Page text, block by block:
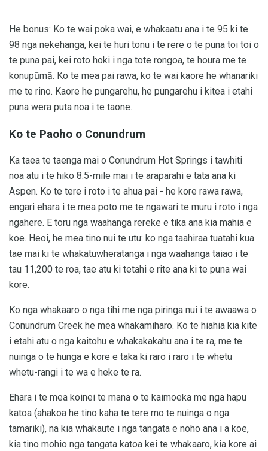
He bonus: Ko te wai poka wai, e whakaatu ana i te 95 ki te
98 nga nekehanga, kei te huri tonu i te rere o te puna toi toi o
te puna pai, kei roto hoki i nga tote rongoa, te houra me te
konupūmā. Ko te mea pai rawa, ko te wai kaore he whanariki
me te rino. Kaore he pungarehu, he pungarehu i kitea i etahi
puna wera puta noa i te taone.
Ko te Paoho o Conundrum
Ka taea te taenga mai o Conundrum Hot Springs i tawhiti
noa atu i te hiko 8.5-mile mai i te araparahi e tata ana ki
Aspen. Ko te tere i roto i te ahua pai - he kore rawa rawa,
engari ehara i te mea poto me te ngawari te muru i roto i nga
ngahere. E toru nga waahanga rereke e tika ana kia mahia e
koe. Heoi, he mea tino nui te utu: ko nga taahiraa tuatahi kua
tae mai ki te whakatuwheratanga i nga waahanga taiao i te
tau 11,200 te roa, tae atu ki tetahi e rite ana ki te puna wai
kore.
Ko nga whakaaro o nga tihi me nga piringa nui i te awaawa o
Conundrum Creek he mea whakamiharo. Ko te hiahia kia kite
i etahi atu o nga kaitohu e whakakakahu ana i te ra, me te
nuinga o te hunga e kore e taka ki raro i raro i te whetu
whetu-rangi i te wa e heke te ra.
Ehara i te mea koinei te mana o te kaimoeka me nga hapu
katoa (ahakoa he tino kaha te tere mo te nuinga o nga
tamariki), na kia whakaute i nga tangata e noho ana i a koe,
kia tino mohio nga tangata katoa kei te whakaaro, kia kore ai